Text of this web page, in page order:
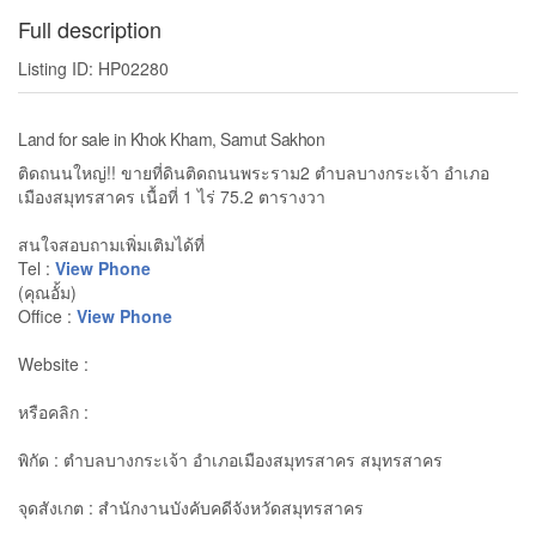
Full description
Listing ID: HP02280
Land for sale in Khok Kham, Samut Sakhon
ติดถนนใหญ่!! ขายที่ดินติดถนนพระราม2 ตำบลบางกระเจ้า อำเภอ
เมืองสมุทรสาคร เนื้อที่ 1 ไร่ 75.2 ตารางวา
สนใจสอบถามเพิ่มเติมได้ที่
Tel : View Phone
(คุณอั้ม)
Office : View Phone
Website :
หรือคลิก :
พิกัด : ตำบลบางกระเจ้า อำเภอเมืองสมุทรสาคร สมุทรสาคร
จุดสังเกต : สำนักงานบังคับคดีจังหวัดสมุทรสาคร